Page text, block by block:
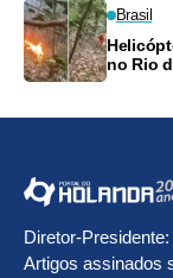
Brasil
no Rio
Diretor-
Artigos assinados